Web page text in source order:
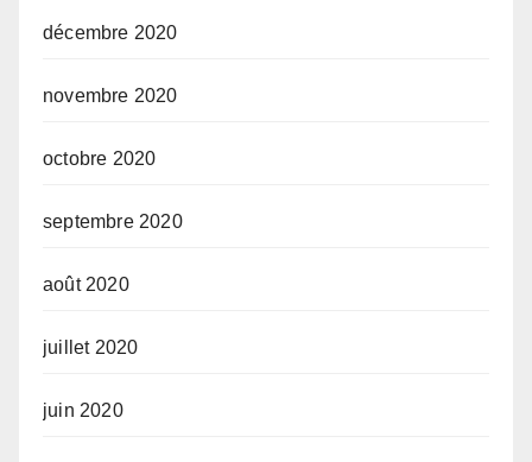
décembre 2020
novembre 2020
octobre 2020
septembre 2020
août 2020
juillet 2020
juin 2020